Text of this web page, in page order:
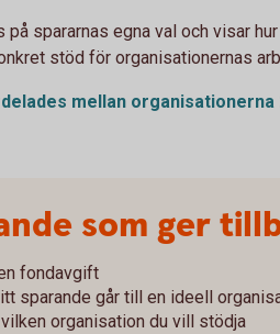
på spararnas egna val och visar
stöd för organisationernas
mellan organisationerna
som ger
fondavgift
sparande går till en ideell
organisation du vill stödja